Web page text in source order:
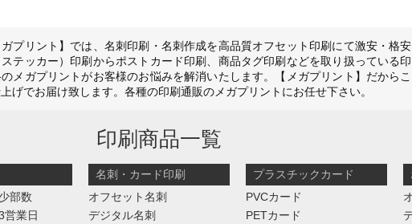
プリント】では、名刺印刷・名刺作成を高品質オフセット印刷にて激安・格安
テッカー）印刷からポストカード印刷、商品タグ印刷などを取り扱っている
メガプリントがお客様のお悩みを解消いたします。【メガプリント】だから
げでお届け致します。各種の印刷通販のメガプリントにお任せ下さい。
印刷商品一覧
部数
業日
名刺・カード印刷
オフセット名刺
デジタル名刺
プラスチックカード
PVCカード
PETカード